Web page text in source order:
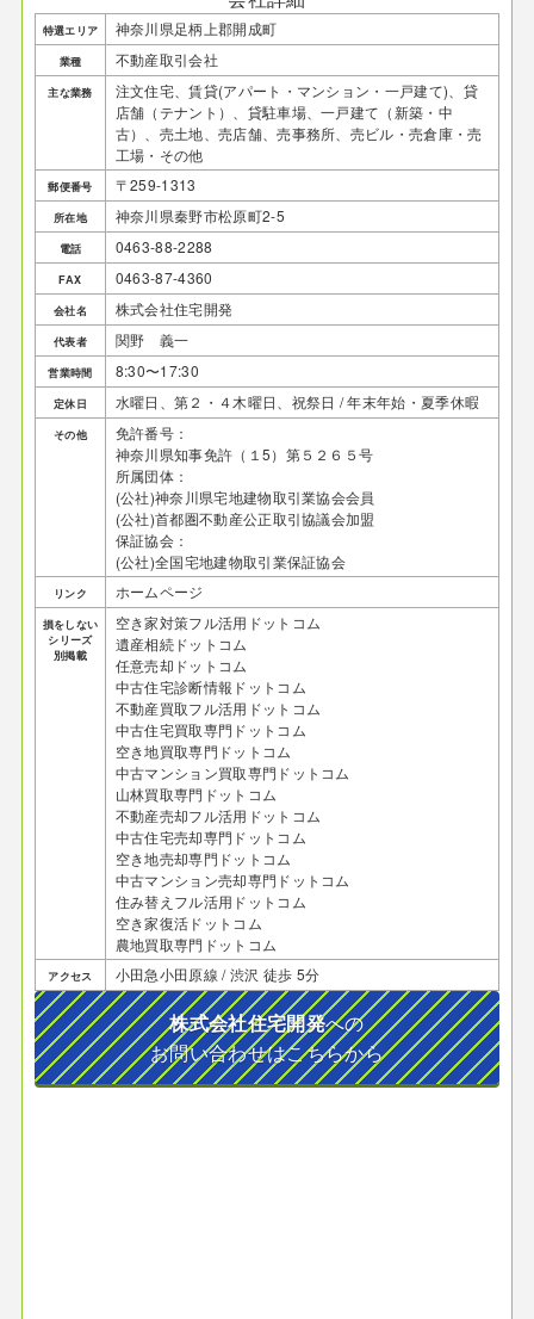
特選エリア 神奈川県足柄上郡開成町
業種 不動産取引会社
主な業務
注文住宅、賃貸(アパート・マンション・一戸建て)、貸
店舗（テナント）、貸駐車場、一戸建て（新築・中
古）、売土地、売店舗、売事務所、売ビル・売倉庫・売
工場・その他
郵便番号 〒259-1313
所在地 神奈川県秦野市松原町2-5
電話 0463-88-2288
FAX 0463-87-4360
会社名 株式会社住宅開発
代表者 関野 義一
営業時間 8:30〜17:30
定休日 水曜日、第２・４木曜日、祝祭日 / 年末年始・夏季休暇
その他
免許番号：
神奈川県知事免許（１5）第５２６５号
所属団体：
(公社)神奈川県宅地建物取引業協会会員
(公社)首都圏不動産公正取引協議会加盟
保証協会：
(公社)全国宅地建物取引業保証協会
リンク ホームページ
損をしない
シリーズ
別掲載
空き家対策フル活用ドットコム
遺産相続ドットコム
任意売却ドットコム
中古住宅診断情報ドットコム
不動産買取フル活用ドットコム
中古住宅買取専門ドットコム
空き地買取専門ドットコム
中古マンション買取専門ドットコム
山林買取専門ドットコム
不動産売却フル活用ドットコム
中古住宅売却専門ドットコム
空き地売却専門ドットコム
中古マンション売却専門ドットコム
住み替えフル活用ドットコム
空き家復活ドットコム
農地買取専門ドットコム
アクセス 小田急小田原線 / 渋沢 徒歩 5分
株式会社住宅開発への
お問い合わせはこちらから